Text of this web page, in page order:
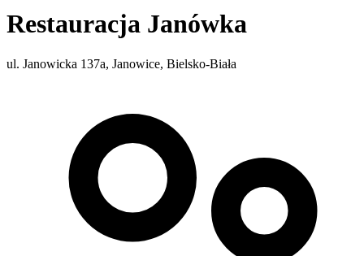
Restauracja Janówka
ul. Janowicka 137a, Janowice, Bielsko-Biała